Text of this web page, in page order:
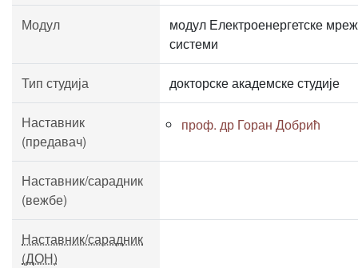
Модул
модул Електроенергетске
системи
Тип студија докторске академске студије
Наставник
(предавач)
проф. др Горан Добрић
Наставник/сарадник
(вежбе)
Наставник/сарадник
(ДОН)